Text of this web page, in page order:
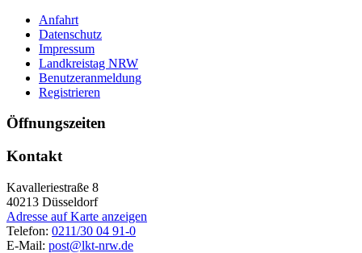
Anfahrt
Datenschutz
Impressum
Landkreistag NRW
Benutzeranmeldung
Registrieren
Öffnungszeiten
Kontakt
Kavalleriestraße 8
40213 Düsseldorf
Adresse auf Karte anzeigen
Telefon: 0211/30 04 91-0
E-Mail: post@lkt-nrw.de